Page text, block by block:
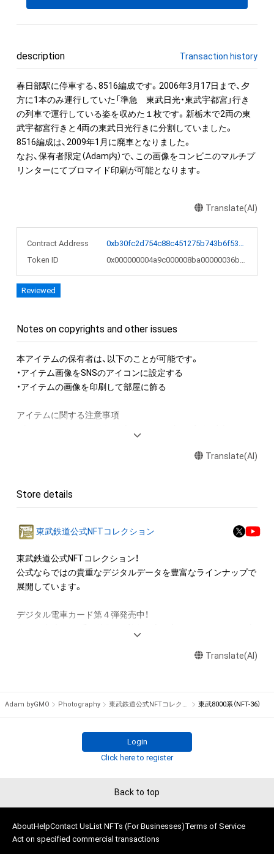
description Transaction history
春日部駅に停車する、8516編成です。2006年3月17日まで、夕
方に1本のみ運行していた「準急　東武日光・東武宇都宮」行き
の列車で運行している姿を収めた１枚です。新栃木で2両の東
武宇都宮行きと4両の東武日光行きに分割していました。
8516編成は、2009年1月に廃車となりました。
なお、保有者限定（Adam内）で、この画像をコンビニのマルチプ
リンターにてブロマイド印刷が可能となります。
Translate(AI)
Contract Address
Token ID
Reviewed
Notes on copyrights and other issues
本アイテムの保有者は、以下のことが可能です。
・アイテム画像をSNSのアイコンに設定する
・アイテムの画像を印刷して部屋に飾る
アイテムに関する注意事項
権(著作権、特許権、実用新案権、商標権、意匠権その他の知的財
作権を有する方、著作隣接権の権利者またはその管理委託を受
を保有していたとしても、本アイテムに関する創作物にかかる
知的財産権を有することを意味しません。
・本アイテムの著作権を有する方、著作隣接権の権利者またはそ
の管理委託を受けている者からの事前の同意なしに、上記の「本
アイテムの保有者が有する権利」の範囲を超えた行為、知的財産
ル、リバースエンジニアリングを含みますが、これに限定されま
・本アイテムに関する創作物の利用については、公序良俗や法令
に反する利用またはその恐れのある利用など、作成者が不適切
東武鉄道株式会社お客さまセンター
Translate(AI)
Store details
東武鉄道公式NFTコレクション
東武鉄道公式NFTコレクション！
公式ならではの貴重なデジタルデータを豊富なラインナップで
展開しています。
デジタル電車カード第４弾発売中！
活躍している写真など、当社社員が撮影した公式ならではの貴
ります。これによりデジタル上で世界に一つだけのＮＦＴを楽
＜9101編成引退記念！NFTコレクション＞
今では見ることのできない 9101 編成の様々な姿をＮＦＴとし
て復活させ、鉄道業界では初となる 360 度 VR 画像や貴重なカ
Translate(AI)
Adam byGMO Photography 東武8000系（NFT-36）
Login
Click here to register
Back to top
AboutHelpContact UsList NFTs (For Businesses)Terms of Service
Act on specified commercial transactions